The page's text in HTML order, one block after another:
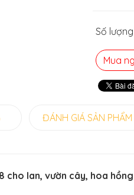
Số lượng
Mua
ĐÁNH GIÁ SẢN PHẨM
cho lan, vườn cây, hoa